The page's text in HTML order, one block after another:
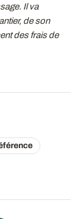
Il va
de son
des frais de